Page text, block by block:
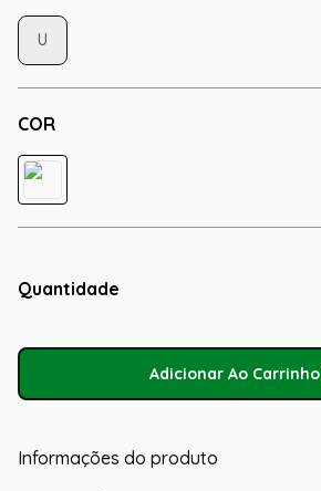
COR
U
Quantidade
Adicionar Ao Carrinho
Informações do produto